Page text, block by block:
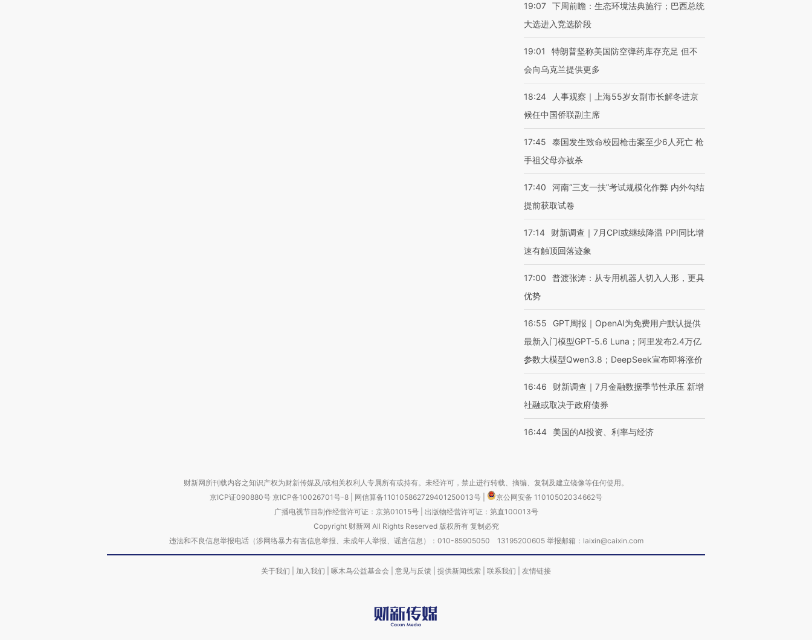
19:07 下周前瞻：生态环境法典施行；巴西总统
大选进入竞选阶段
19:01
特朗普坚称美国防空弹药库存充足 但不
会向乌克兰提供更多
18:24
人事观察｜上海55岁女副市长解冬进京
候任中国侨联副主席
17:45
泰国发生致命校园枪击案至少6人死亡 枪
手祖父母亦被杀
17:40
河南“三支一扶”考试规模化作弊 内外勾结
提前获取试卷
17:14
财新调查｜7月CPI或继续降温 PPI同比增
速有触顶回落迹象
17:00
普渡张涛：从专用机器人切入人形，更具
优势
16:55
GPT周报｜OpenAI为免费用户默认提供
最新入门模型GPT-5.6 Luna；阿里发布2.4万亿
参数大模型Qwen3.8；DeepSeek宣布即将涨价
16:46
财新调查｜7月金融数据季节性承压 新增
社融或取决于政府债券
16:44 美国的AI投资、利率与经济
财新网所刊载内容之知识产权为财新传媒及/或相关权利人专属所有或持有。未经许可，禁止进行转载、摘编、复制及建立镜像等任何使用。
京ICP证090880号 京ICP备10026701号-8 网信算备110105862729401250013号
京公网安备 11010502034662号
广播电视节目制作经营许可证：京第01015号| 出版物经营许可证：第直100013号
Copyright 财新网 All Rights Reserved 版权所有 复制必究
违法和不良信息举报电话（涉网络暴力有害信息举报、未成年人举报、谣言信息）：010-85905050 13195200605 举报邮箱：laixin@caixin.com
关于我们 加入我们 啄木鸟公益基金会 意见与反馈 提供新闻线索 联系我们 友情链接